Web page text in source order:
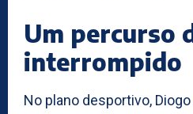
Um percurso
interrompido
No plano desportivo,